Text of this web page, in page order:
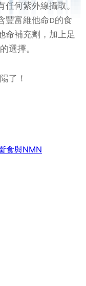
何紫外線攝取。
豐富維他命D的食
命補充劑，加上足
選擇。
了！
食與NMN